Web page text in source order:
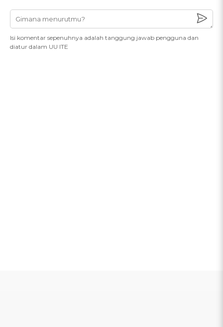
Isi komentar sepenuhnya adalah tanggung jawab pengguna dan
diatur dalam UU ITE